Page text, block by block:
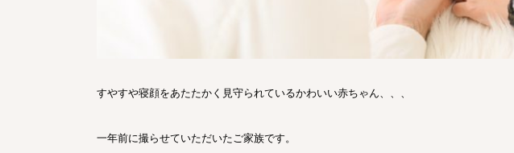
すやすや寝顔をあたたかく見守られているかわいい赤ちゃん、、、
一年前に撮らせていただいたご家族です。